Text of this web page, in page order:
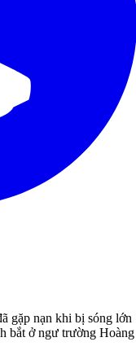
gặp nạn khi bị sóng lớn
bắt ở ngư trường Hoàng